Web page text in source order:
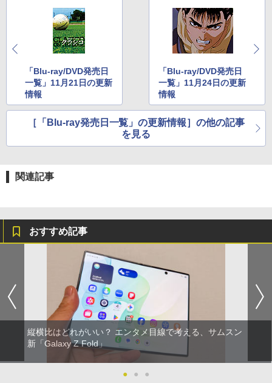
「Blu-ray/DVD発売日
一覧」11月21日の更新
情報
「Blu-ray/DVD発売日
一覧」11月24日の更新
情報
［「Blu-ray発売日一覧」の更新情報］の他の記事
を見る
関連記事
おすすめ記事
縦横比はどれがいい？ エンタメ目線で考える、サムスン
新「Galaxy Z Fold」
● ● ●